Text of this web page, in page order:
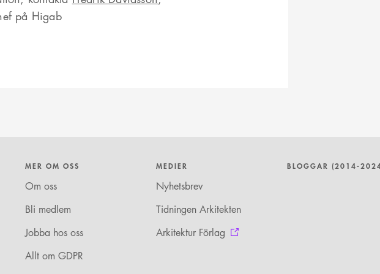
på Higab
MER OM OSS
Om oss
Bli medlem
Jobba hos oss
Allt om GDPR
MEDIER
Nyhetsbrev
Tidningen Arkitekten
Arkitektur Förlag
BLOGGAR (2014-